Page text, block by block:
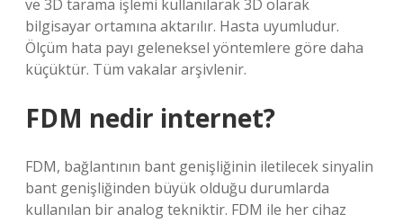
ve 3D tarama işlemi kullanılarak 3D olarak
bilgisayar ortamına aktarılır. Hasta uyumludur.
Ölçüm hata payı geleneksel yöntemlere göre daha
küçüktür. Tüm vakalar arşivlenir.
FDM nedir internet?
FDM, bağlantının bant genişliğinin iletilecek sinyalin
bant genişliğinden büyük olduğu durumlarda
kullanılan bir analog tekniktir. FDM ile her cihaz